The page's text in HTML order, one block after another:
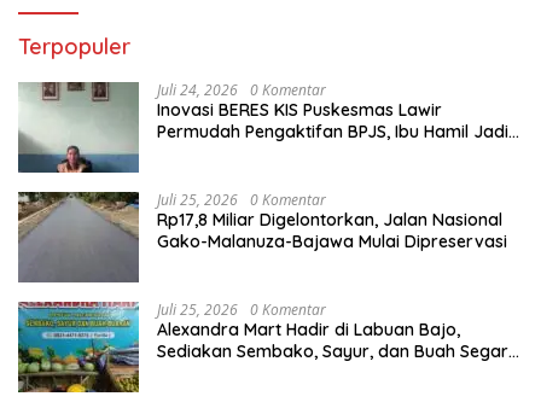
Terpopuler
Juli 24, 2026 0 Komentar
Inovasi BERES KIS Puskesmas Lawir
Permudah Pengaktifan BPJS, Ibu Hamil Jadi
Juli 25, 2026 0 Komentar
Rp17,8 Miliar Digelontorkan, Jalan Nasional
Gako-Malanuza-Bajawa Mulai Dipreservasi
Juli 25, 2026 0 Komentar
Alexandra Mart Hadir di Labuan Bajo,
Sediakan Sembako, Sayur, dan Buah Segar